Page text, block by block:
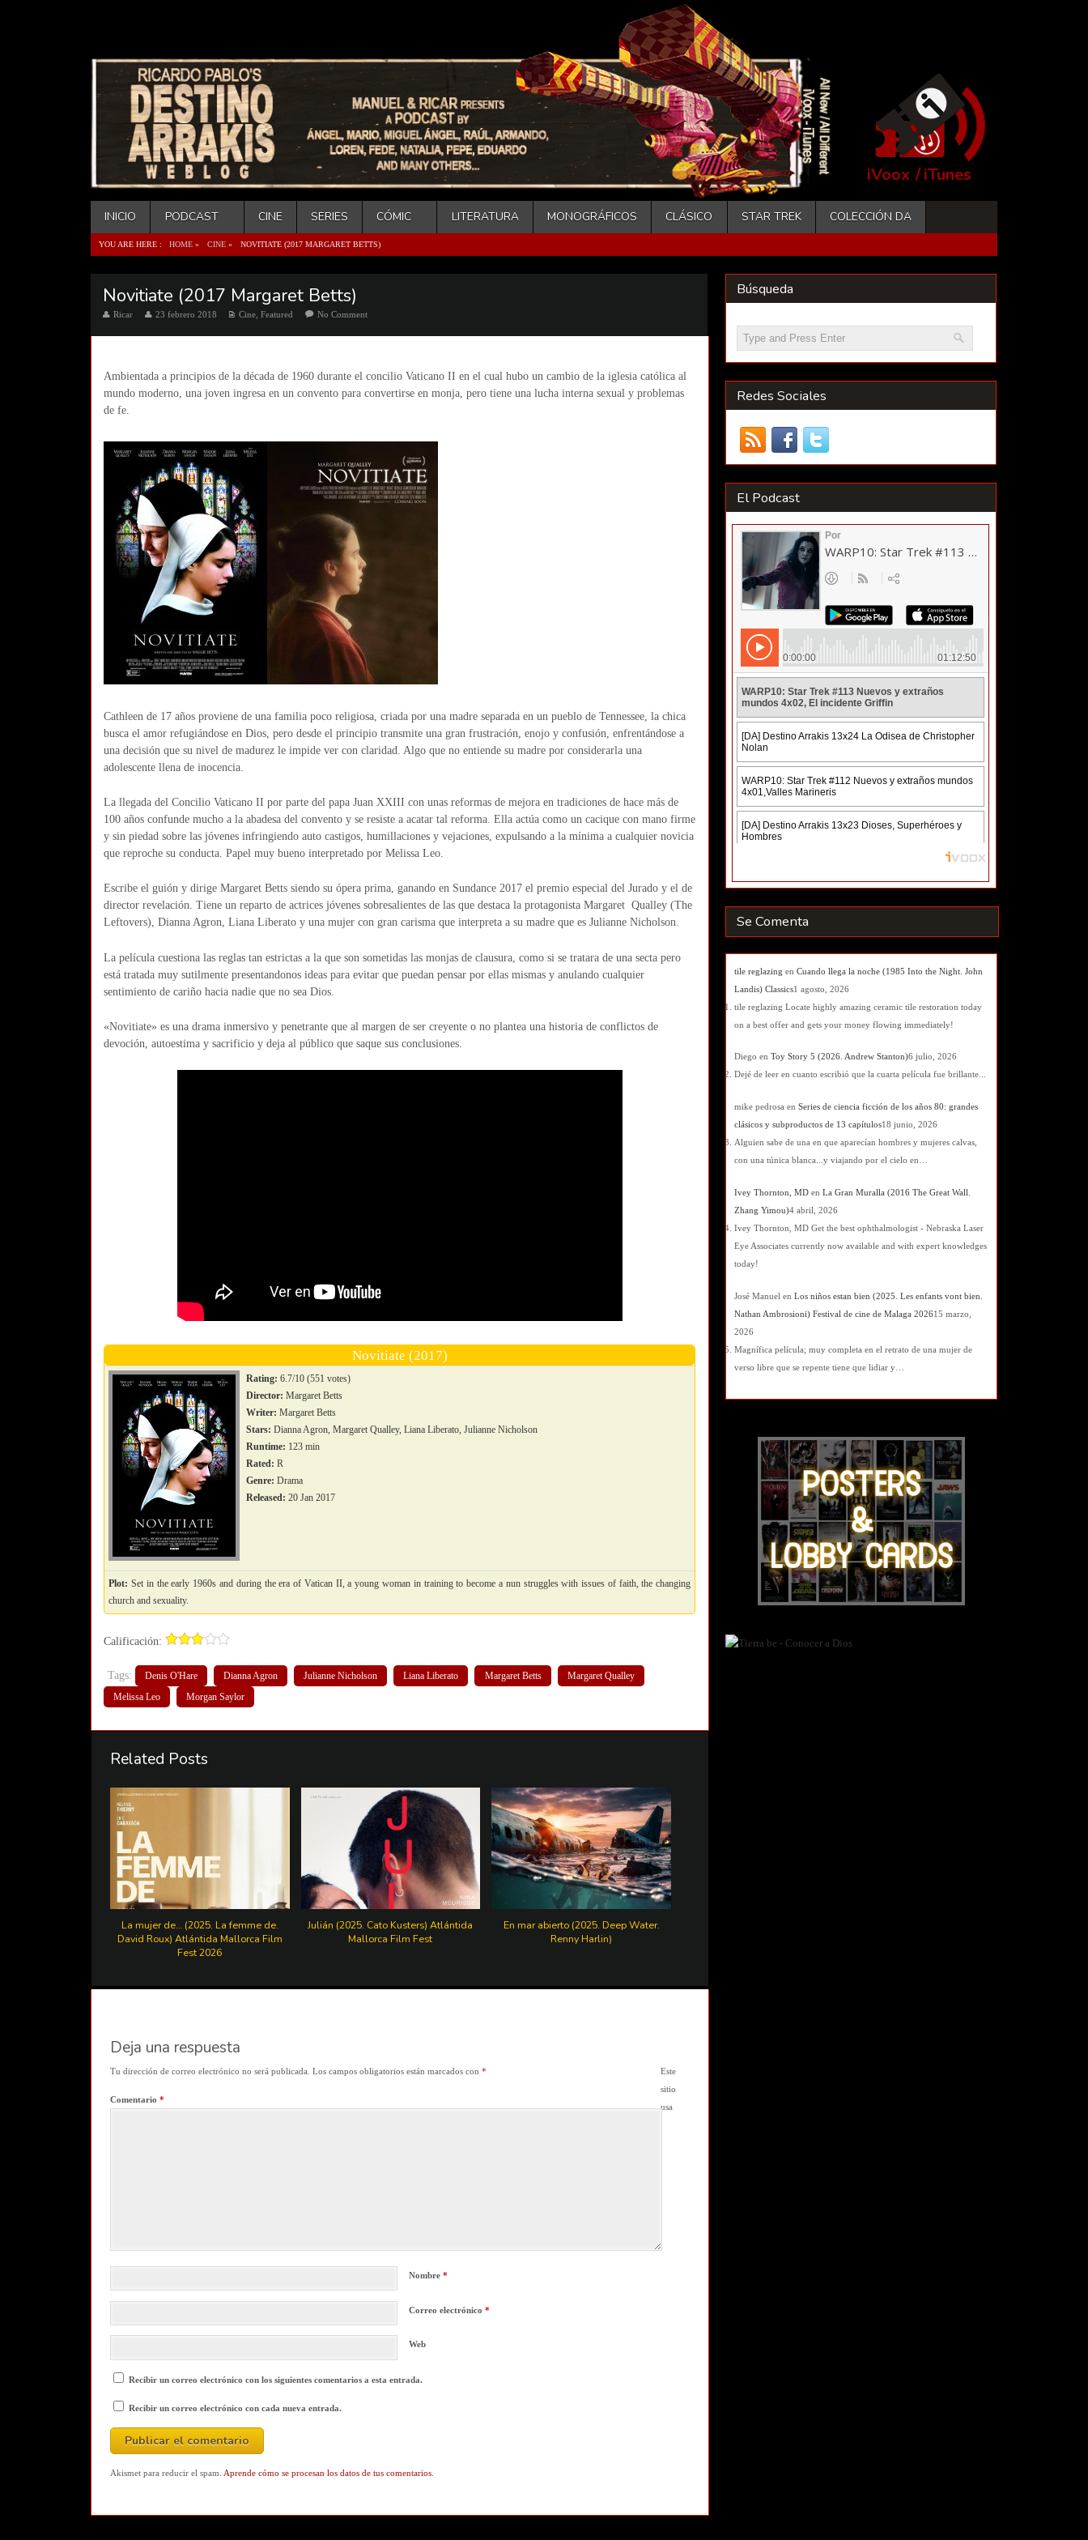
iVoox /iTunes
INICIO PODCAST CINE SERIES CÓMIC LITERATURA MONOGRÁFICOS CLÁSICO STAR TREK COLECCIÓN DA
YOU ARE HERE : HOME » CINE» NOVITIATE (2017 MARGARET BETTS)
Novitiate (2017 Margaret Betts)
Ricar 23 febrero 2018 Cine ,Featured No Comment
Ambientada a principios de la década de 1960 durante el concilio Vaticano II en el cual hubo un cambio de la iglesia católica al
mundo moderno, una joven ingresa en un convento para convertirse en monja, pero tiene una lucha interna sexual y problemas
de fe.
Cathleen de 17 años proviene de una familia poco religiosa, criada por una madre separada en un pueblo de Tennessee, la chica
busca el amor refugiándose en Dios, pero desde el principio transmite una gran frustración, enojo y confusión, enfrentándose a
una decisión que su nivel de madurez le impide ver con claridad. Algo que no entiende su madre por considerarla una
adolescente llena de inocencia.
La llegada del Concilio Vaticano II por parte del papa Juan XXIII con unas reformas de mejora en tradiciones de hace más de
100 años confunde mucho a la abadesa del convento y se resiste a acatar tal reforma. Ella actúa como un cacique con mano firme
y sin piedad sobre las jóvenes infringiendo auto castigos, humillaciones y vejaciones, expulsando a la mínima a cualquier novicia
que reproche su conducta. Papel muy bueno interpretado por Melissa Leo.
Escribe el guión y dirige Margaret Betts siendo su ópera prima, ganando en Sundance 2017 el premio especial del Jurado y el de
director revelación. Tiene un reparto de actrices jóvenes sobresalientes de las que destaca la protagonista Margaret Qualley (The
Leftovers), Dianna Agron, Liana Liberato y una mujer con gran carisma que interpreta a su madre que es Julianne Nicholson.
La película cuestiona las reglas tan estrictas a la que son sometidas las monjas de clausura, como si se tratara de una secta pero
está tratada muy sutilmente presentandonos ideas para evitar que puedan pensar por ellas mismas y anulando cualquier
sentimiento de cariño hacia nadie que no sea Dios.
«Novitiate» es una drama inmersivo y penetrante que al margen de ser creyente o no plantea una historia de conflictos de
devoción, autoestima y sacrificio y deja al público que saque sus conclusiones.
Novitiate (2017)
Rating: 6.7/10 (551 votes)
Director: Margaret Betts
Writer: Margaret Betts
Stars: Dianna Agron, Margaret Qualley, Liana Liberato, Julianne Nicholson
Runtime: 123 min
Rated: R
Genre: Drama
Released: 20 Jan 2017
Plot: Set in the early 1960s and during the era of Vatican II, a young woman in training to become a nun struggles with issues of faith, the changing
church and sexuality.
Calificación:
Tags: Denis O'Hare Dianna Agron Julianne Nicholson Liana Liberato Margaret Betts
Margaret Qualley
Melissa Leo
Morgan Saylor
Related Posts
La mujer de… (2025. La femme de.
David Roux) Atlántida Mallorca Film
Fest 2026
Julián (2025. Cato Kusters) Atlántida
Mallorca Film Fest
En mar abierto (2025. Deep Water.
Renny Harlin)
Deja una respuesta
Tu dirección de correo electrónico no será publicada. Los campos obligatorios están marcados con *
Comentario *
Nombre *
Correo electrónico *
Web
Recibir un correo electrónico con los siguientes comentarios a esta entrada.
Recibir un correo electrónico con cada nueva entrada.
Este
sitio
usa
Akismet para reducir el spam. Aprende cómo se procesan los datos de tus comentarios.
Búsqueda
Redes Sociales
El Podcast
Se Comenta
tile reglazing en Cuando llega la noche (1985 Into the Night. John
Landis) Classics1 agosto, 2026
tile reglazing Locate highly amazing ceramic tile restoration today
on a best offer and gets your money flowing immediately!
Diego en Toy Story 5 (2026. Andrew Stanton)6 julio, 2026
Dejé de leer en cuanto escribió que la cuarta película fue brillante...
mike pedrosa en Series de ciencia ficción de los años 80: grandes
clásicos y subproductos de 13 capítulos18 junio, 2026
Alguien sabe de una en que aparecían hombres y mujeres calvas,
con una túnica blanca...y viajando por el cielo en…
Ivey Thornton, MD en La Gran Muralla (2016 The Great Wall.
Zhang Yimou)4 abril, 2026
Ivey Thornton, MD Get the best ophthalmologist - Nebraska Laser
Eye Associates currently now available and with expert knowledges
today!
José Manuel en Los niños estan bien (2025. Les enfants vont bien.
Nathan Ambrosioni) Festival de cine de Malaga 202615 marzo,
2026
Magnífica película; muy completa en el retrato de una mujer de
verso libre que se repente tiene que lidiar y…